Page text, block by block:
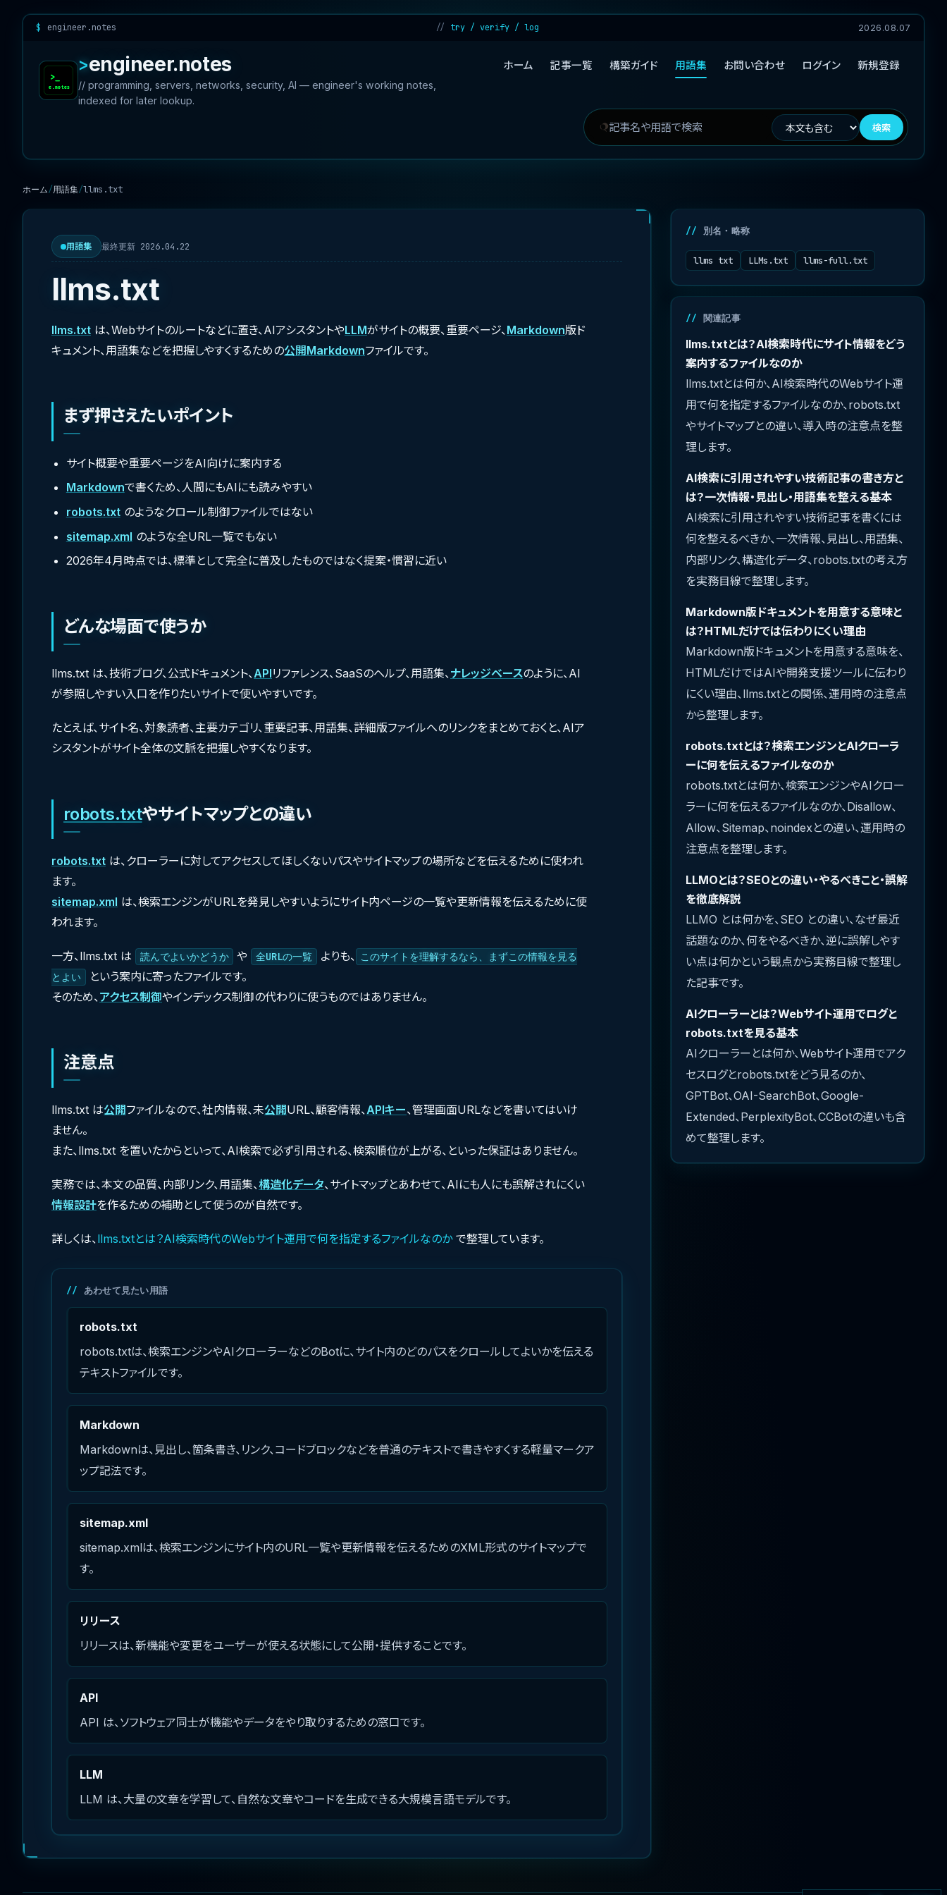
engineer.notes try / verify / log 2026.08.07
engineer.notes
// programming, servers, networks, security, AI — engineer's working notes,
indexed for later lookup.
ホーム 記事一覧 構築ガイド 用語集 お問い合わせ ログイン 新規登録
記
索
検
検索
ホーム 用語集 llms.txt
用語集 最終更新 2026.04.22
llms.txt
llms.txt は、Webサイトのルートなどに置き、AIアシスタントやLLMがサイトの概要、重要ページ、Markdown版ド
キュメント、用語集などを把握しやすくするための公開 Markdownファイルです。
まず押さえたいポイント
サイト概要や重要ページをAI向けに案内する
Markdownで書くため、人間にもAIにも読みやすい
robots.txtのようなクロール制御ファイルではない
sitemap.xml のような全URL一覧でもない
2026年4月時点では、標準として完全に普及したものではなく提案・慣習に近い
どんな場面で使うか
llms.txt は、技術ブログ、公式ドキュメント、 APIリファレンス、SaaSのヘルプ、用語集、 ナレッジベースのように、AI
が参照しやすい入口を作りたいサイトで使いやすいです。
たとえば、サイト名、対象読者、主要カテゴリ、重要記事、用語集、詳細版ファイルへのリンクをまとめておくと、AIア
シスタントがサイト全体の文脈を把握しやすくなります。
robots.txtやサイトマップとの違い
robots.txt は、クローラーに対してアクセスしてほしくないパスやサイトマップの場所などを伝えるために使われ
ます。
sitemap.xml は、検索エンジンがURLを発見しやすいようにサイト内ページの一覧や更新情報を伝えるために使
われます。
一方、llms.txt は 読んでよいかどうか や 全URLの一覧 よりも、 このサイトを理解するなら、まずこの情報を見る
とよい
という案内に寄ったファイルです。
そのため、アクセス制御やインデックス制御の代わりに使うものではありません。
注意点
llms.txt は公開ファイルなので、社内情報、未公開URL、顧客情報、 APIキー、管理画面URLなどを書いてはいけ
ません。
また、llms.txt を置いたからといって、AI検索で必ず引用される、検索順位が上がる、といった保証はありません。
実務では、本文の品質、内部リンク、用語集、構造化データ、サイトマップとあわせて、AIにも人にも誤解されにくい
情報設計を作るための補助として使うのが自然です。
詳しくは、llms.txtとは？AI検索時代のWebサイト運用で何を指定するファイルなのかで整理しています。
あわせて見たい用語
robots.txt
robots.txtは、検索エンジンやAIクローラーなどのBotに、サイト内のどのパスをクロールしてよいかを伝える
テキストファイルです。
Markdown
Markdownは、見出し、箇条書き、リンク、コードブロックなどを普通のテキストで書きやすくする軽量マークア
ップ記法です。
sitemap.xml
sitemap.xmlは、検索エンジンにサイト内のURL一覧や更新情報を伝えるためのXML形式のサイトマップで
す。
リリース
リリースは、新機能や変更をユーザーが使える状態にして公開・提供することです。
API
API は、ソフトウェア同士が機能やデータをやり取りするための窓口です。
LLM
LLM は、大量の文章を学習して、自然な文章やコードを生成できる大規模言語モデルです。
別名・略称
llms txt LLMs.txt llms-full.txt
関連記事
llms.txtとは？AI検索時代にサイト情報をどう
案内するファイルなのか
llms.txtとは何か、AI検索時代のWebサイト運
用で何を指定するファイルなのか、robots.txt
やサイトマップとの違い、導入時の注意点を整
理します。
AI検索に引用されやすい技術記事の書き方と
は？一次情報・見出し・用語集を整える基本
AI検索に引用されやすい技術記事を書くには
何を整えるべきか、一次情報、見出し、用語集、
内部リンク、構造化データ、robots.txtの考え方
を実務目線で整理します。
Markdown版ドキュメントを用意する意味と
は？HTMLだけでは伝わりにくい理由
Markdown版ドキュメントを用意する意味を、
HTMLだけではAIや開発支援ツールに伝わり
にくい理由、llms.txtとの関係、運用時の注意点
から整理します。
robots.txtとは？検索エンジンとAIクローラ
ーに何を伝えるファイルなのか
robots.txtとは何か、検索エンジンやAIクロー
ラーに何を伝えるファイルなのか、Disallow、
Allow、Sitemap、noindexとの違い、運用時の
注意点を整理します。
LLMOとは？SEOとの違い・やるべきこと・誤解
を徹底解説
LLMO とは何かを、SEO との違い、なぜ最近
話題なのか、何をやるべきか、逆に誤解しやす
い点は何かという観点から実務目線で整理し
た記事です。
AIクローラーとは？Webサイト運用でログと
robots.txtを見る基本
AIクローラーとは何か、Webサイト運用でアク
セスログとrobots.txtをどう見るのか、
GPTBot、OAI-SearchBot、Google-
Extended、PerplexityBot、CCBotの違いも含
めて整理します。